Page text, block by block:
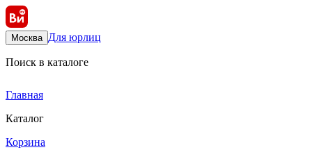
Москва Для юрлиц
Поиск в каталоге
Главная
Каталог
Корзина